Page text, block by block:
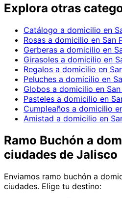
Explora otras
Catálogo a domicilio en
Rosas a domicilio en San
Gerberas a domicilio en
Girasoles a domicilio en
Regalos a domicilio en
Peluches a domicilio en
Globos a domicilio en
Pasteles a domicilio en
Cumpleaños a domicilio
Amistad a domicilio en
Ramo Buchón a
ciudades de Jalisco
Enviamos ramo buchón a
ciudades. Elige tu destino: